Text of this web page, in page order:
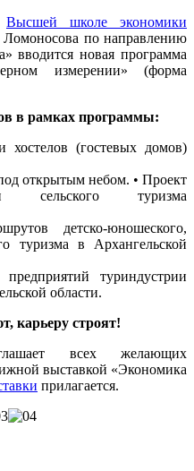
Высшей школе экономики
по направлению
вводится новая программа
измерении» (форма
в рамках программы:
хостелов (гостевых домов)
открытым небом. • Проект
сельского туризма
детско-юношеского,
туризма в Архангельской
туриндустрии
области.
карьеру строят!
всех желающих
выставкой «Экономика
прилагается.